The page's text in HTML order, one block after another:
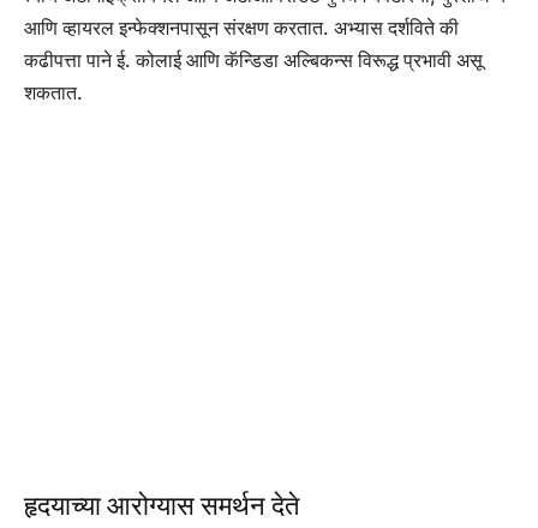
आणि व्हायरल इन्फेक्शनपासून संरक्षण करतात. अभ्यास दर्शविते की
कढीपत्ता पाने ई. कोलाई आणि कॅन्डिडा अल्बिकन्स विरूद्ध प्रभावी असू
शकतात.
हृदयाच्या आरोग्यास समर्थन देते